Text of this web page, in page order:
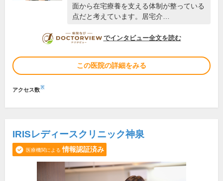
面から在宅療養を支える体制が整っている
点だと考えています。居宅介…
DOCTORVIEW
でインタビュー全文を読む
この医院の詳細をみる
アクセス数※
IRISレディースクリニック神泉
医療機関による 情報認証済み